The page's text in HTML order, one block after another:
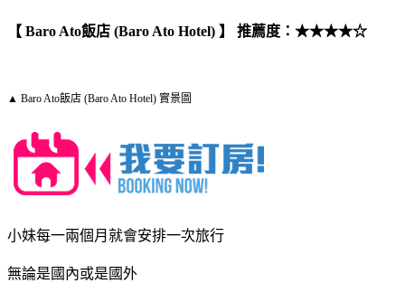
【 Baro Ato飯店 (Baro Ato Hotel) 】 推薦度：★★★★☆
▲ Baro Ato飯店 (Baro Ato Hotel) 實景圖
小妹每一兩個月就會安排一次旅行
無論是國內或是國外